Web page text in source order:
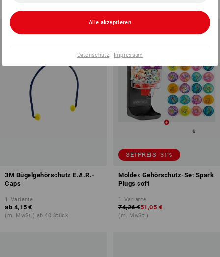
3M Bügelgehörschutz E.A.R.-
Caps
1 Variante
ab 4,15 €
(m. MwSt.) ab 40 Stück
SETPREIS -31%
Moldex Gehörschutz-Set Spark
Plugs soft
1 Variante
74,26 €51,05 €
(m. MwSt.)
Alle akzeptieren
Datenschutz| Impressum